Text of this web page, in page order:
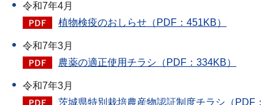
令和7年4月
植物検疫のおしらせ（PDF：451KB）
令和7年3月
農薬の適正使用チラシ（PDF：334KB）
令和7年3月
茨城県特別栽培農産物認証制度チラシ（PDF：